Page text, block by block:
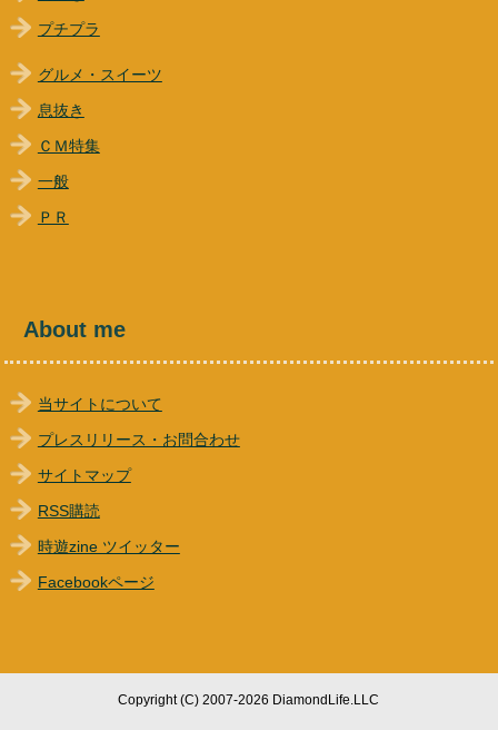
プチプラ
グルメ・スイーツ
息抜き
ＣＭ特集
一般
ＰＲ
About me
当サイトについて
プレスリリース・お問合わせ
サイトマップ
RSS購読
時遊zine ツイッター
Facebookページ
Copyright (C) 2007-2026 DiamondLife.LLC